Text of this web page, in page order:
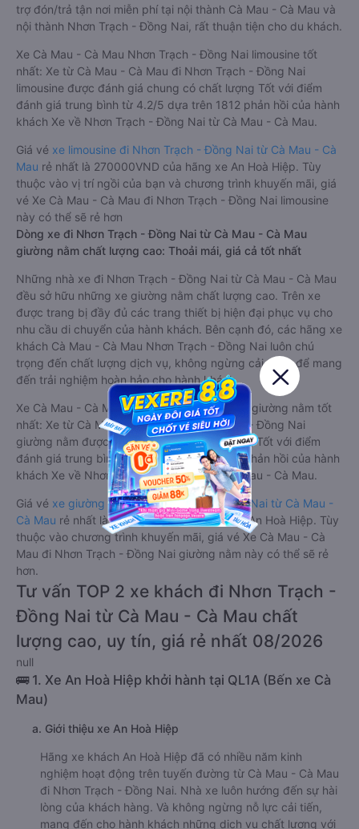
trợ đón/trả tận nơi miễn phí tại nội thành Cà Mau - Cà Mau và
nội thành Nhơn Trạch - Đồng Nai, rất thuận tiện cho du khách.
Xe Cà Mau - Cà Mau Nhơn Trạch - Đồng Nai limousine tốt
nhất: Xe từ Cà Mau - Cà Mau đi Nhơn Trạch - Đồng Nai
limousine được đánh giá chung có chất lượng Tốt với điểm
đánh giá trung bình từ 4.2/5 dựa trên 1812 phản hồi của hành
khách Xe về Nhơn Trạch - Đồng Nai từ Cà Mau - Cà Mau.
Giá vé xe limousine đi Nhơn Trạch - Đồng Nai từ Cà Mau - Cà
Mau rẻ nhất là 270000VND của hãng xe An Hoà Hiệp. Tùy
thuộc vào vị trí ngồi của bạn và chương trình khuyến mãi, giá
vé Xe Cà Mau - Cà Mau đi Nhơn Trạch - Đồng Nai limousine
này có thể sẽ rẻ hơn
Dòng xe đi Nhơn Trạch - Đồng Nai từ Cà Mau - Cà Mau
giường nằm chất lượng cao: Thoải mái, giá cả tốt nhất
Những nhà xe đi Nhơn Trạch - Đồng Nai từ Cà Mau - Cà Mau
đều sở hữu những xe giường nằm chất lượng cao. Trên xe
được trang bị đầy đủ các trang thiết bị hiện đại phục vụ cho
nhu cầu di chuyển của hành khách. Bên cạnh đó, các hãng xe
khách Cà Mau - Cà Mau Nhơn Trạch - Đồng Nai luôn chú
trọng đến chất lượng dịch vụ, không ngừng cải thiện để mang
đến trải nghiệm hoàn hảo cho hành khách.
Xe Cà Mau - Cà Mau Nhơn Trạch - Đồng Nai giường nằm tốt
nhất: Xe từ Cà Mau - Cà Mau đi Nhơn Trạch - Đồng Nai
giường nằm được đánh giá chung chất lượng Tốt với điểm
đánh giá trung bình từ 4.2/5 dựa trên 1812 phản hồi của hành
khách Xe về Nhơn Trạch - Đồng Nai từ Cà Mau - Cà Mau.
Giá vé xe giường nằm đi Nhơn Trạch - Đồng Nai từ Cà Mau -
Cà Mau rẻ nhất là 270000VND của hãng xe An Hoà Hiệp. Tùy
thuộc vào chương trình khuyến mãi, giá vé Xe Cà Mau - Cà
Mau đi Nhơn Trạch - Đồng Nai giường nằm này có thể sẽ rẻ
hơn.
Tư vấn TOP 2 xe khách đi Nhơn Trạch -
Đồng Nai từ Cà Mau - Cà Mau chất
lượng cao, uy tín, giá rẻ nhất 08/2026
null
🚌 1. Xe An Hoà Hiệp khởi hành tại QL1A (Bến xe Cà
Mau)
a. Giới thiệu xe An Hoà Hiệp
Hãng xe khách An Hoà Hiệp đã có nhiều năm kinh
nghiệm hoạt động trên tuyến đường từ Cà Mau - Cà Mau
đi Nhơn Trạch - Đồng Nai. Nhà xe luôn hướng đến sự hài
lòng của khách hàng. Và không ngừng nỗ lực cải tiến,
mang đến cho hành khách những dịch vụ chất lượng với